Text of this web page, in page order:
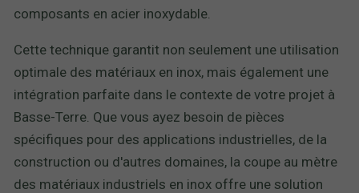
composants en acier inoxydable.
Cette technique garantit non seulement une utilisation
optimale des matériaux en inox, mais également une
intégration parfaite dans le contexte de votre projet à
Basse-Terre. Que vous ayez besoin de pièces
spécifiques pour des applications industrielles, de la
construction ou d'autres domaines, la coupe au mètre
des matériaux industriels en inox offre une solution